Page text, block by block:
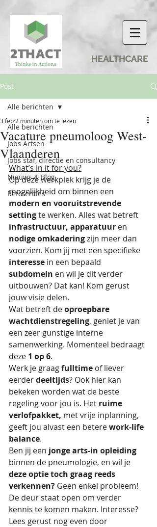
HEALTHCARE
Post
Alle berichten
Jobs Artsen
Jobs staf, directie en consultancy
Nieuws & Blog
Referenties
Alle berichten
Vacature pneumoloog West-
Vlaanderen
3 feb 2 minuten om te lezen
What’s in it for you?
Op deze werkplek krijg je de
mogelijkheid om binnen een
modern en vooruitstrevende
setting te werken. Alles wat betreft
infrastructuur, apparatuur en
nodige omkadering zijn meer dan
voorzien. Kom jij met een specifieke
interesse in een bepaald
subdomein en wil je dit verder
uitbouwen? Dat kan! Kom gerust
jouw visie delen.
Wat betreft de oproepbare
wachtdienstregeling, geniet je van
een zeer gunstige interne
samenwerking. Momenteel bedraagt
deze 1 op 6.
Werk je graag fulltime of liever
eerder deeltijds? Ook hier kan
bekeken worden wat de beste
regeling voor jou is. Het ruime
verlofpakket, met vrije inplanning,
geeft jou alvast een betere work-life
balance.
Ben jij een jonge arts-in opleiding
binnen de pneumologie, en wil je
deze optie toch graag reeds
verkennen? Geen enkel probleem!
De deur staat open om verder
kennis te komen maken. Interesse?
Lees gerust nog even door